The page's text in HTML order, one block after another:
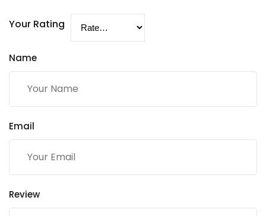
Your Rating
Name
Email
Review